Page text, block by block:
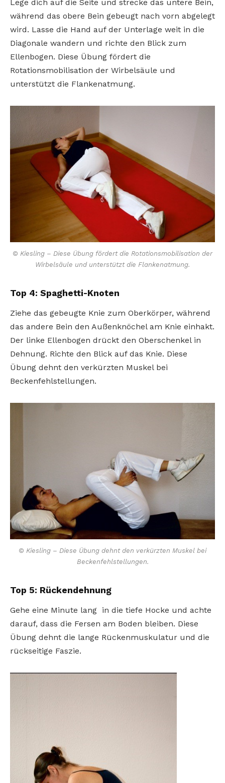
Lege dich auf die Seite und strecke das untere Bein,
während das obere Bein gebeugt nach vorn abgelegt
wird. Lasse die Hand auf der Unterlage weit in die
Diagonale wandern und richte den Blick zum
Ellenbogen. Diese Übung fördert die
Rotationsmobilisation der Wirbelsäule und
unterstützt die Flankenatmung.
© Kiesling – Diese Übung fördert die Rotationsmobilisation der
Wirbelsäule und unterstützt die Flankenatmung.
Top 4: Spaghetti-Knoten
Ziehe das gebeugte Knie zum Oberkörper, während
das andere Bein den Außenknöchel am Knie einhakt.
Der linke Ellenbogen drückt den Oberschenkel in
Dehnung. Richte den Blick auf das Knie. Diese
Übung dehnt den verkürzten Muskel bei
Beckenfehlstellungen.
© Kiesling – Diese Übung dehnt den verkürzten Muskel bei
Beckenfehlstellungen.
Top 5: Rückendehnung
Gehe eine Minute lang in die tiefe Hocke und achte
darauf, dass die Fersen am Boden bleiben. Diese
Übung dehnt die lange Rückenmuskulatur und die
rückseitige Faszie.